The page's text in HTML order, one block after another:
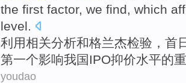
the first factor, we find, which
level.
利用相关分析和格兰杰检验 ，首
第一个影响我国 IPO抑价水平的
youdao